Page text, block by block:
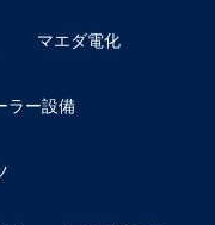
マエダ電化
ラー設備